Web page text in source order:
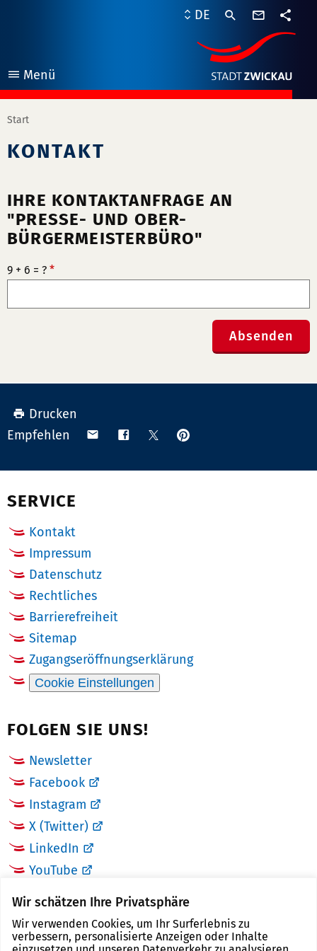
Wir schätzen Ihre Privatsphäre
Wir verwenden Cookies, um Ihr Surferlebnis zu
verbessern, personalisierte Anzeigen oder Inhalte
Menü
öffnen
DE
Start
KONTAKT
IHRE KONTAKTANFRAGE AN
"PRESSE- UND OBER-
BÜRGERMEISTERBÜRO"
9 + 6 = ? *
Absenden
Drucken
Empfehlen
Teilen Teilen TeilenAnpinnen
SERVICE
Kontakt
Impressum
Datenschutz
Rechtliches
Barrierefreiheit
Sitemap
Zugangseröffnungserklärung
Cookie Einstellungen
FOLGEN SIE UNS!
Newsletter
Facebook
Instagram
X (Twitter)
LinkedIn
YouTube
LINKS
Landkreis Zwickau